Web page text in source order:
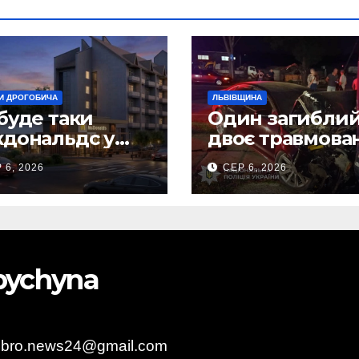
ДРОГОБИЧА
таки
у
(Фото)
6, 2026
ЛЬВІВЩИНА
Один
двоє
внаслідок ДТП
Самбірщині
СЕР 6, 2026